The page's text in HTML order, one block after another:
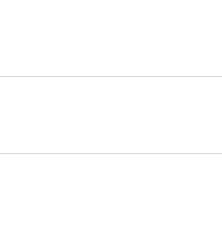
れがございます。
)
。